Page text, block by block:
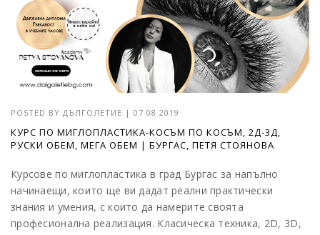
POSTED BY ДЪЛГОЛЕТИЕ | 07 08 2019
КУРС ПО МИГЛОПЛАСТИКА-КОСЪМ ПО КОСЪМ, 2Д-3Д,
РУСКИ ОБЕМ, МЕГА ОБЕМ | БУРГАС, ПЕТЯ СТОЯНОВА
Курсове по миглопластика в град Бургас за напълно
начинаещи, които ще ви дадат реални практически
знания и умения, с които да намерите своята
професионална реализация. Класическа техника, 2D, 3D,